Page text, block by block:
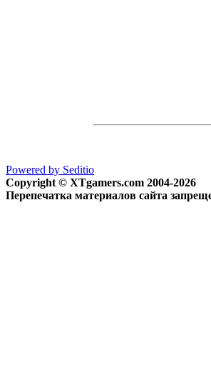
Powered by Seditio
Copyright © XTgamers.com 2004-2026
Перепечатка материалов сайта